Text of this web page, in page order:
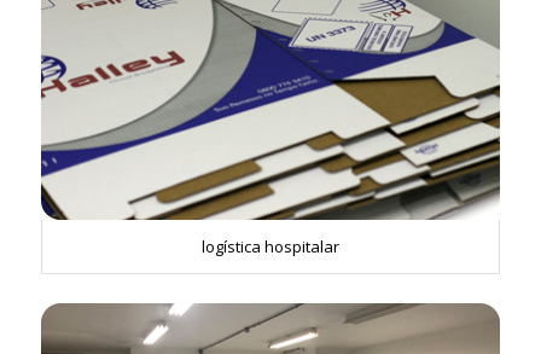
logística hospitalar